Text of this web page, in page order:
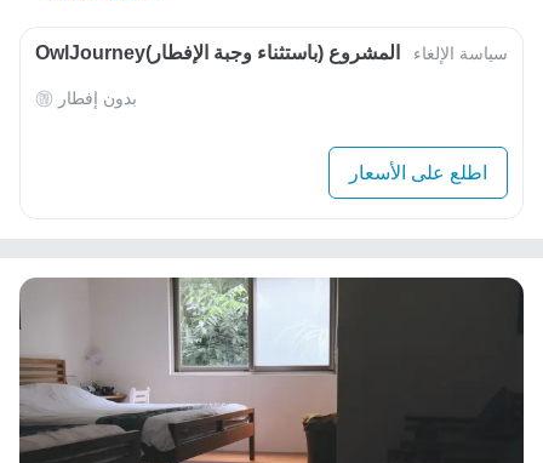
OwlJourneyالمشروع (باستثناء وجبة الإفطار) سياسة الإلغاء
بدون إفطار
اطلع على الأسعار